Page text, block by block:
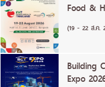
Food &
(19 - 22 ส.ค.
Building
Expo